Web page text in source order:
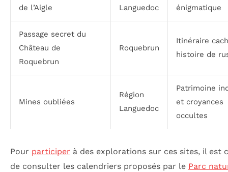
de l’Aigle
Languedoc
énigmatique
Passage secret du
Château de
Roquebrun
Roquebrun
Itinéraire
histoire de
Mines oubliées
Région
Languedoc
Patrimoine
et croyances
occultes
Pour participer à des explorations sur ces sites, il est
de consulter les calendriers proposés par le Parc